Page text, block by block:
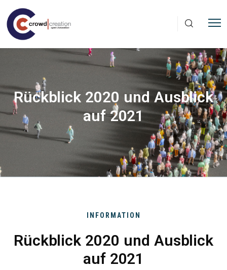
Rückblick 2020 und Ausblick
auf 2021
INFORMATION
Rückblick 2020 und Ausblick
auf 2021